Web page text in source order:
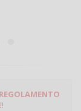
REGOLAMENTO
!